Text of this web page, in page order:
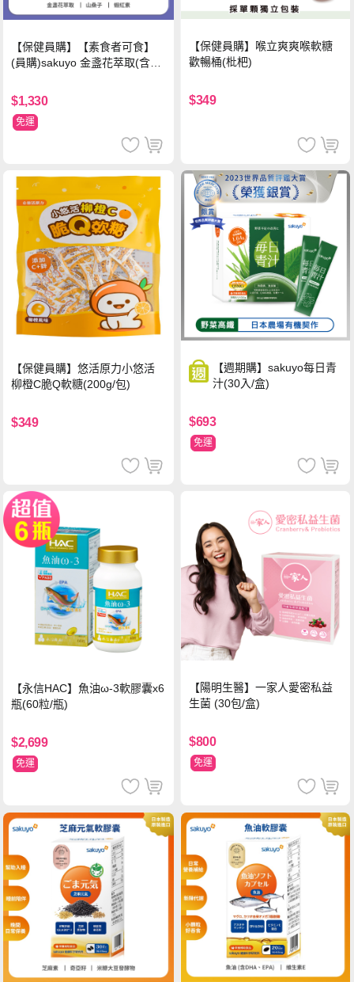
【保健員購】【素食者可食】
(員購)sakuyo 金盞花萃取(含葉
瓶)
$1,330
免運
【保健員購】喉立爽爽喉軟糖
歡暢桶(枇杷)
$349
【保健員購】悠活原力小悠活
柳橙C脆Q軟糖(200g/包)
$349
【週期購】sakuyo每日青
汁(30入/盒)
$693
免運
【永信HAC】魚油ω-3軟膠囊x6
瓶(60粒/瓶)
$2,699
免運
【陽明生醫】一家人愛密私益
生菌 (30包/盒)
$800
免運